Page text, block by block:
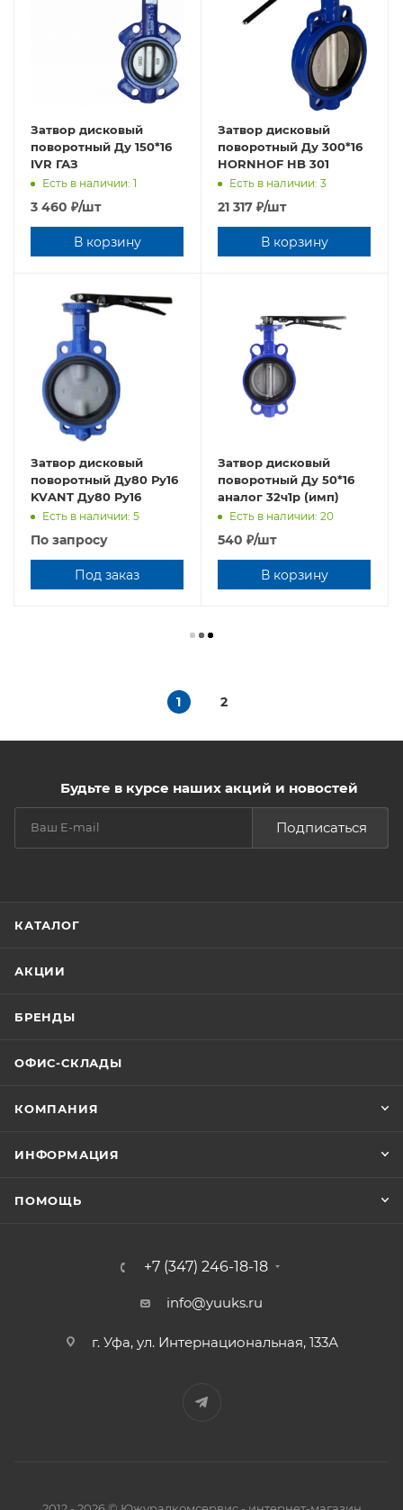
Затвор дисковый
поворотный Ду 150*16
IVR ГАЗ
Есть в наличии: 1
3 460 ₽/шт
В корзину
Затвор дисковый
поворотный Ду 300*16
HORNHOF HB 301
Есть в наличии: 3
21 317 ₽/шт
В корзину
Затвор дисковый
поворотный Ду80 Ру16
KVANT Ду80 Ру16
Есть в наличии: 5
По запросу
Под заказ
Затвор дисковый
поворотный Ду 50*16
аналог 32ч1р (имп)
Есть в наличии: 20
540 ₽/шт
В корзину
1 2
Будьте в курсе наших акций и новостей
Подписаться
КАТАЛОГ
АКЦИИ
БРЕНДЫ
ОФИС-СКЛАДЫ
КОМПАНИЯ
ИНФОРМАЦИЯ
ПОМОЩЬ
+7 (347) 246-18-18
info@yuuks.ru
г. Уфа, ул. Интернациональная, 133А